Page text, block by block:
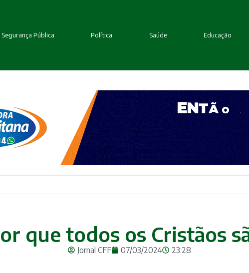
Segurança Pública Política Saúde Educação
que todos os Cristãos
Jornal CFF 07/03/2024 23:28